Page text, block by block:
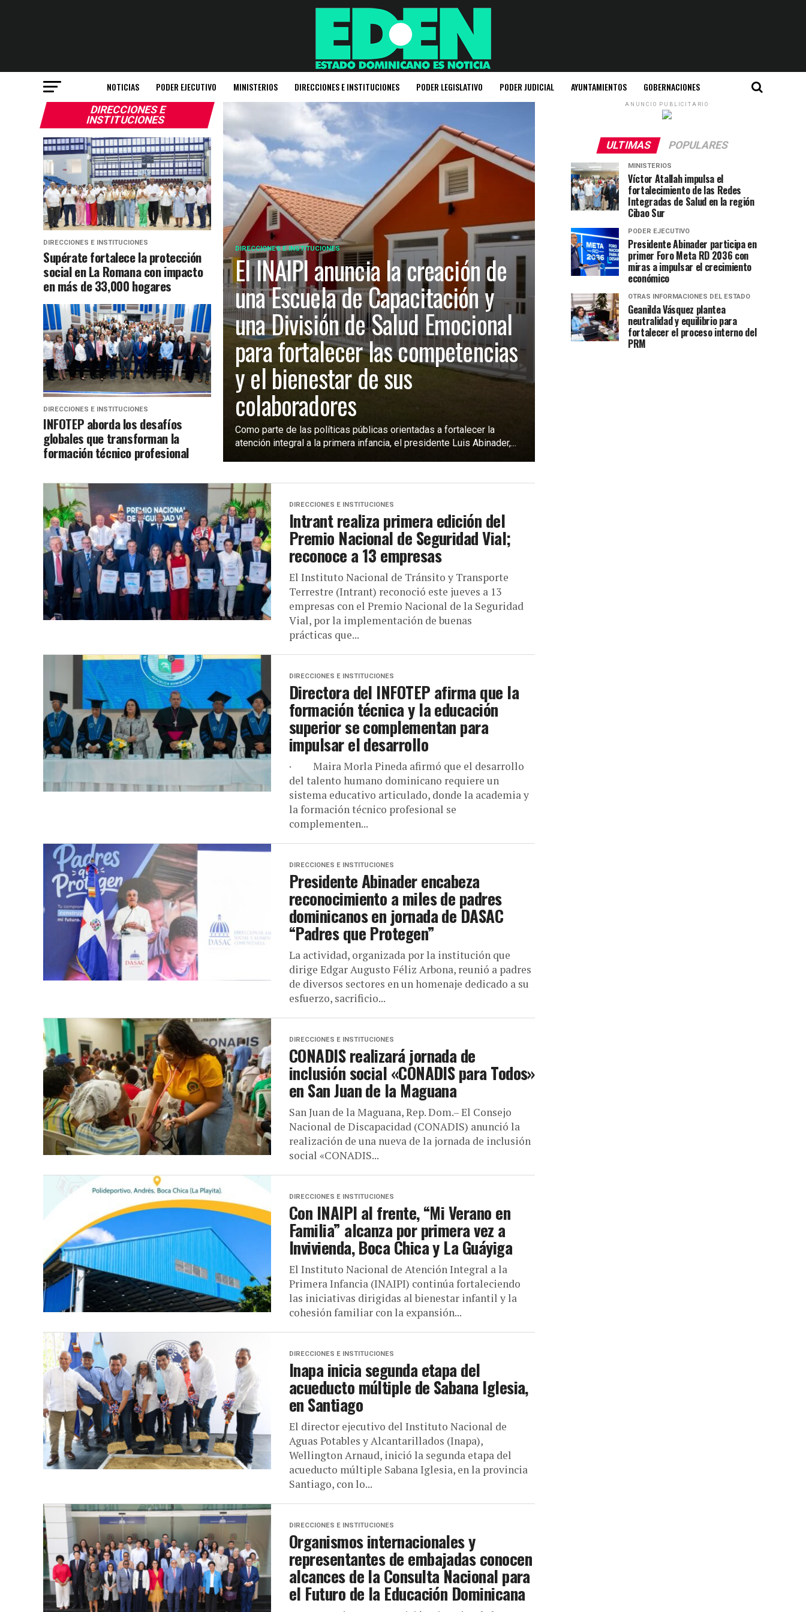
NOTICIAS PODER EJECUTIVO MINISTERIOS DIRECCIONES E INSTITUCIONES PODER LEGISLATIVO PODER JUDICIAL AYUNTAMIENTOS GOBERNACIONES
DIRECCIONES E INSTITUCIONES
El INAIPI anuncia la creación de
una Escuela de Capacitación y
una División de Salud Emocional
para fortalecer las competencias
y el bienestar de sus
colaboradores
Como parte de las políticas públicas orientadas a fortalecer la
atención integral a la primera infancia, el presidente Luis Abinader,...
DIRECCIONES E
INSTITUCIONES
DIRECCIONES E INSTITUCIONES
Supérate fortalece la protección
social en La Romana con impacto
en más de 33,000 hogares
DIRECCIONES E INSTITUCIONES
INFOTEP aborda los desafíos
globales que transforman la
formación técnico profesional
DIRECCIONES E INSTITUCIONES
Intrant realiza primera edición del
Premio Nacional de Seguridad Vial;
reconoce a 13 empresas
El Instituto Nacional de Tránsito y Transporte
Terrestre (Intrant) reconoció este jueves a 13
empresas con el Premio Nacional de la Seguridad
Vial, por la implementación de buenas
prácticas que...
DIRECCIONES E INSTITUCIONES
Directora del INFOTEP afirma que la
formación técnica y la educación
superior se complementan para
impulsar el desarrollo
· Maira Morla Pineda afirmó que el desarrollo
del talento humano dominicano requiere un
sistema educativo articulado, donde la academia y
la formación técnico profesional se
complementen...
DIRECCIONES E INSTITUCIONES
Presidente Abinader encabeza
reconocimiento a miles de padres
dominicanos en jornada de DASAC
“Padres que Protegen”
La actividad, organizada por la institución que
dirige Edgar Augusto Féliz Arbona, reunió a padres
de diversos sectores en un homenaje dedicado a su
esfuerzo, sacrificio...
DIRECCIONES E INSTITUCIONES
CONADIS realizará jornada de
inclusión social «CONADIS para Todos»
en San Juan de la Maguana
San Juan de la Maguana, Rep. Dom.– El Consejo
Nacional de Discapacidad (CONADIS) anunció la
realización de una nueva de la jornada de inclusión
social «CONADIS...
DIRECCIONES E INSTITUCIONES
Con INAIPI al frente, “Mi Verano en
Familia” alcanza por primera vez a
Invivienda, Boca Chica y La Guáyiga
El Instituto Nacional de Atención Integral a la
Primera Infancia (INAIPI) continúa fortaleciendo
las iniciativas dirigidas al bienestar infantil y la
cohesión familiar con la expansión...
DIRECCIONES E INSTITUCIONES
Inapa inicia segunda etapa del
acueducto múltiple de Sabana Iglesia,
en Santiago
El director ejecutivo del Instituto Nacional de
Aguas Potables y Alcantarillados (Inapa),
Wellington Arnaud, inició la segunda etapa del
acueducto múltiple Sabana Iglesia, en la provincia
Santiago, con lo...
DIRECCIONES E INSTITUCIONES
Organismos internacionales y
representantes de embajadas conocen
alcances de la Consulta Nacional para
el Futuro de la Educación Dominicana
ANUNCIO PUBLICITARIO
ULTIMAS POPULARES
MINISTERIOS
Víctor Atallah impulsa el
fortalecimiento de las Redes
Integradas de Salud en la región
Cibao Sur
PODER EJECUTIVO
Presidente Abinader participa en
primer Foro Meta RD 2036 con
miras a impulsar el crecimiento
económico
OTRAS INFORMACIONES DEL ESTADO
Geanilda Vásquez plantea
neutralidad y equilibrio para
fortalecer el proceso interno del
PRM